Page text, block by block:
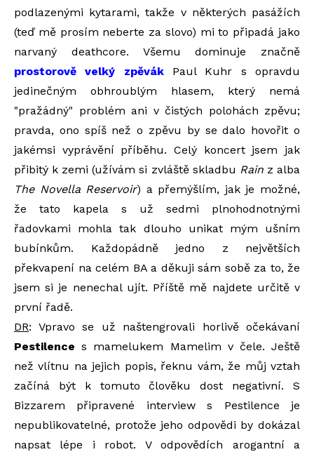
podlazenými kytarami, takže v některých pasážích
(teď mě prosím neberte za slovo) mi to připadá jako
narvaný deathcore. Všemu dominuje značně
prostorově velký zpěvákPaul Kuhr s opravdu
jedinečným obhroublým hlasem, který nemá
"pražádný" problém ani v čistých polohách zpěvu;
pravda, ono spíš než o zpěvu by se dalo hovořit o
jakémsi vyprávění příběhu. Celý koncert jsem jak
přibitý k zemi (užívám si zvláště skladbu Rainz alba
The Novella Reservoir) a přemýšlím, jak je možné,
že tato kapela s už sedmi plnohodnotnými
řadovkami mohla tak dlouho unikat mým ušním
bubínkům. Každopádně jedno z největších
překvapení na celém BA a děkuji sám sobě za to, že
jsem si je nenechal ujít. Příště mě najdete určitě v
první řadě.
DR: Vpravo se už naštengrovali horlivě očekávaní
Pestilence s mamelukem Mamelim v čele. Ještě
než vlítnu na jejich popis, řeknu vám, že můj vztah
začíná být k tomuto člověku dost negativní. S
Bizzarem připravené interview s Pestilence je
nepublikovatelné, protože jeho odpovědi by dokázal
napsat lépe i robot. V odpovědích arogantní a